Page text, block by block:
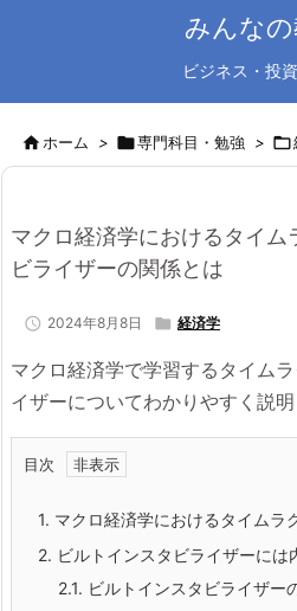
みんな
ビジネス・投
ホーム > 専門科目・勉強 > 
マクロ経済学におけるタイム
ビライザーの関係とは
 2024年8月8日  経済学
マクロ経済学で学習するタイム
イザーについてわかりやすく説明
目次
1. マクロ経済学におけるタイムラ
2. ビルトインスタビライザーには
2.1. ビルトインスタビライザー